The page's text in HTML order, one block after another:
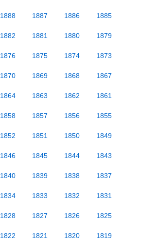
1888 1887 1886 1885
1882 1881 1880 1879
1876 1875 1874 1873
1870 1869 1868 1867
1864 1863 1862 1861
1858 1857 1856 1855
1852 1851 1850 1849
1846 1845 1844 1843
1840 1839 1838 1837
1834 1833 1832 1831
1828 1827 1826 1825
1822 1821 1820 1819